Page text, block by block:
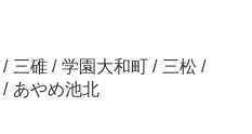
/ 三碓 / 学園大和町 / 三松 /
/ あやめ池北